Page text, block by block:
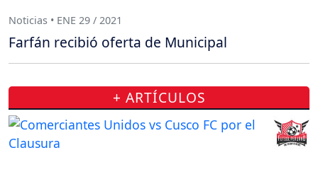
Noticias • ENE 29 / 2021
Farfán recibió oferta de Municipal
+ ARTÍCULOS